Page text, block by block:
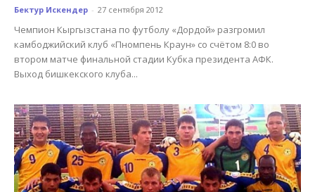
Бектур Искендер - 27 сентября 2012
Чемпион Кыргызстана по футболу «Дордой» разгромил
камбоджийский клуб «Пномпень Краун» со счётом 8:0 во
втором матче финальной стадии Кубка президента АФК.
Выход бишкекского клуба...